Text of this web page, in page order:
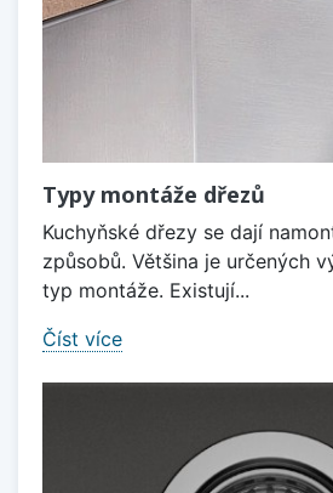
Typy montáže dřezů
Kuchyňské dřezy se dají
způsobů. Většina je určených
typ montáže. Existují...
Číst více